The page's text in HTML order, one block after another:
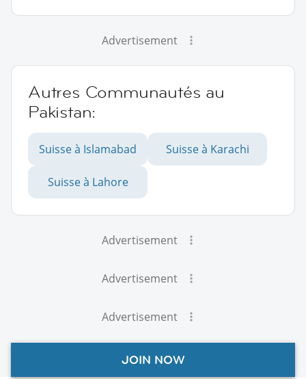
Advertisement
Autres Communautés au
Pakistan:
Suisse à Islamabad Suisse à Karachi
Suisse à Lahore
Advertisement
Advertisement
Advertisement
JOIN NOW